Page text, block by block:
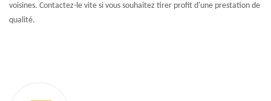
voisines. Contactez-le vite si vous souhaitez tirer profit d'une prestation de
qualité.